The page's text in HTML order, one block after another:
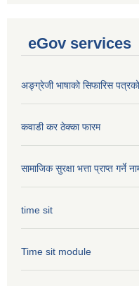
eGov services
अङ्ग्रेजी भाषाको सिफारिस
कवाडी कर ठेक्का फारम
सामाजिक सुरक्षा भत्ता प्राप्त गर्ने
time sit
Time sit module